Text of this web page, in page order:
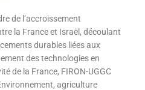
de l’accroissement
la France et Israël, découlant
durables liées aux
des technologies en
de la France, FIRON-UGGC
agriculture